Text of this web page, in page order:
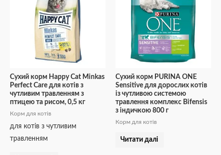
Сухий корм Happy Cat Minkas
Perfect Care для котів з
чутливим травленням з
птицею та рисом, 0,5 кг
Корм для котів
для котів з чутливим
травленням
Сухий корм PURINA ONE
Sensitive для дорослих котів
із чутливою системою
травлення комплекс Bifensis
з індичкою 800 г
Корм для котів
Читати далі